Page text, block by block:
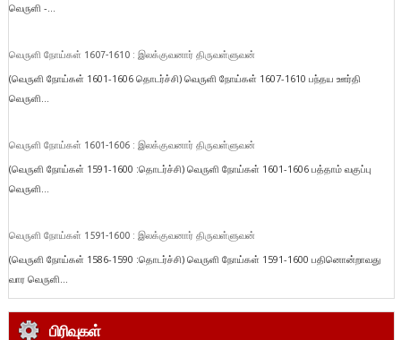
வெருளி -...
வெருளி நோய்கள் 1607-1610 : இலக்குவனார் திருவள்ளுவன்
(வெருளி நோய்கள் 1601-1606 தொடர்ச்சி) வெருளி நோய்கள் 1607-1610 பந்தய ஊர்தி
வெருளி...
வெருளி நோய்கள் 1601-1606 : இலக்குவனார் திருவள்ளுவன்
(வெருளி நோய்கள் 1591-1600 :தொடர்ச்சி) வெருளி நோய்கள் 1601-1606 பத்தாம் வகுப்பு
வெருளி...
வெருளி நோய்கள் 1591-1600 : இலக்குவனார் திருவள்ளுவன்
(வெருளி நோய்கள் 1586-1590 :தொடர்ச்சி) வெருளி நோய்கள் 1591-1600 பதினொன்றாவது
வார வெருளி...
பிரிவுகள்